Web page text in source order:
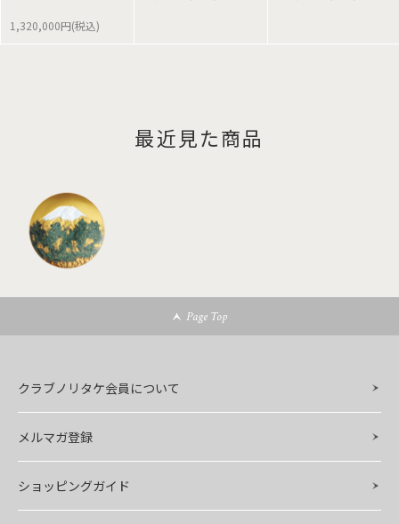
1,320,000円(税込)
最近見た商品
Page Top
クラブノリタケ会員について
メルマガ登録
ショッピングガイド